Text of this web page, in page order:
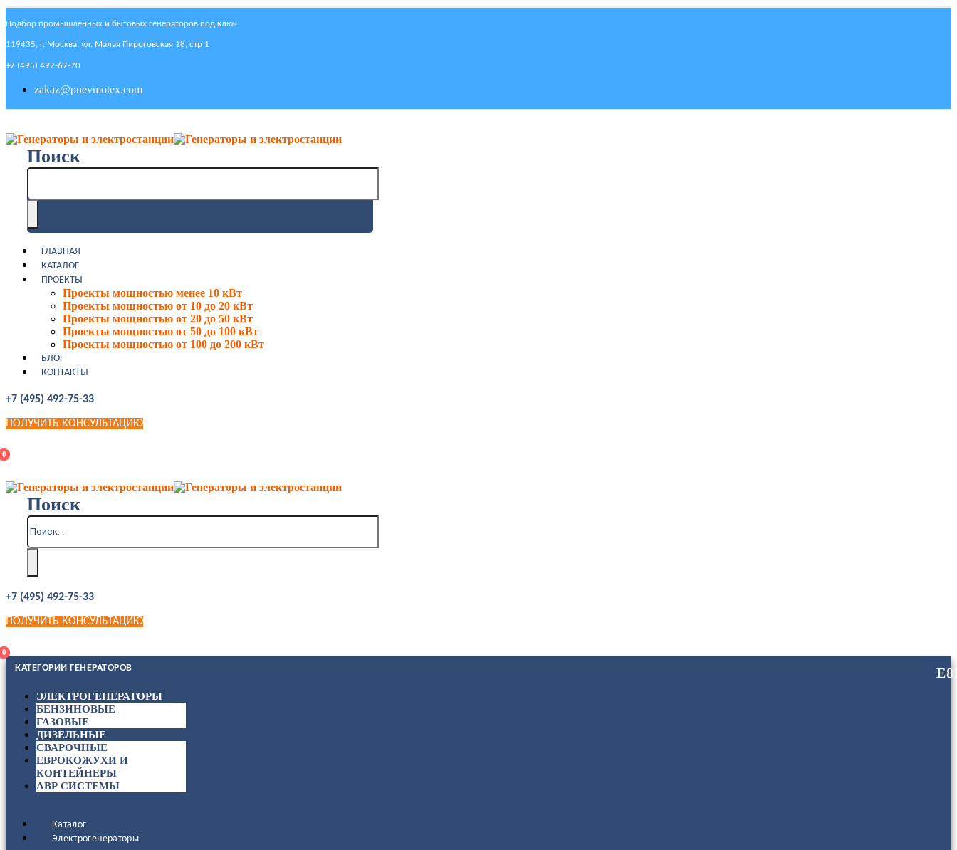
Подбор промышленных и бытовых генераторов под ключ
119435, г. Москва, ул. Малая Пироговская 18, стр 1
+7 (495) 492-67-70
zakaz@pnevmotex.com
Поиск
ГЛАВНАЯ
КАТАЛОГ
ПРОЕКТЫ
Проекты мощностью менее 10 кВт
Проекты мощностью от 10 до 20 кВт
Проекты мощностью от 20 до 50 кВт
Проекты мощностью от 50 до 100 кВт
Проекты мощностью от 100 до 200 кВт
БЛОГ
КОНТАКТЫ
+7 (495) 492-75-33
ПОЛУЧИТЬ КОНСУЛЬТАЦИЮ
0
Поиск
+7 (495) 492-75-33
ПОЛУЧИТЬ КОНСУЛЬТАЦИЮ
0
КАТЕГОРИИ ГЕНЕРАТОРОВ
ЭЛЕКТРОГЕНЕРАТОРЫ
БЕНЗИНОВЫЕ
ГАЗОВЫЕ
ДИЗЕЛЬНЫЕ
СВАРОЧНЫЕ
ЕВРОКОЖУХИ И
КОНТЕЙНЕРЫ
АВР СИСТЕМЫ
Каталог
Электрогенераторы